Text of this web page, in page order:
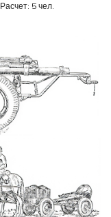
5 чел.